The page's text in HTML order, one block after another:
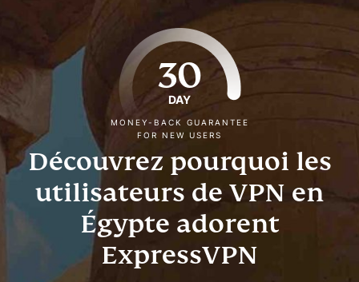
30
DAY
MONEY-BACK GUARANTEE
FOR NEW USERS
Découvrez pourquoi les
utilisateurs de VPN en
Égypte adorent
ExpressVPN